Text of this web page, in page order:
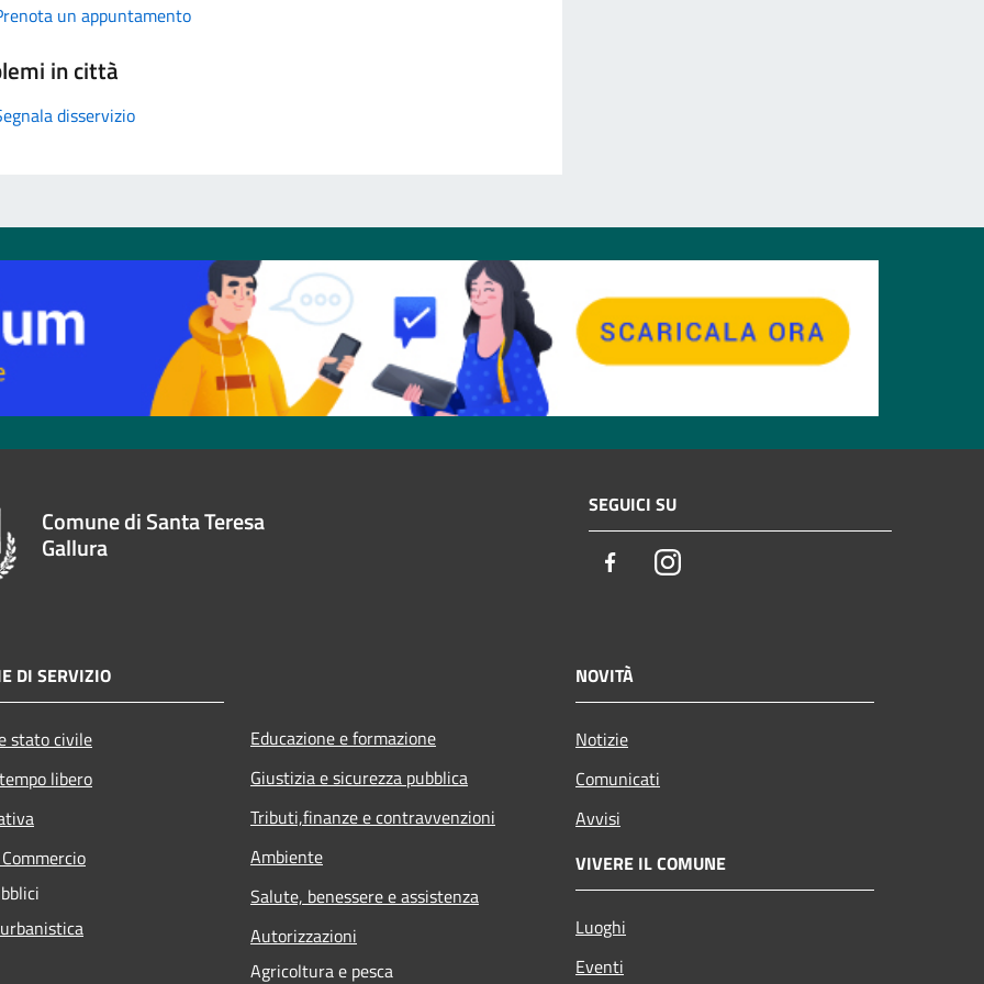
un appuntamento
in città
disservizio
Comune di Santa Teresa
Gallura
SEGUICI SU
FacebookInstagram
DI SERVIZIO
stato civile
libero
Educazione e formazione
Giustizia e sicurezza pubblica
Tributi,finanze e contravvenzioni
Ambiente
Salute, benessere e assistenza
Autorizzazioni
Agricoltura e pesca
NOVITÀ
Notizie
Comunicati
Avvisi
VIVERE IL COMUNE
Luoghi
Eventi